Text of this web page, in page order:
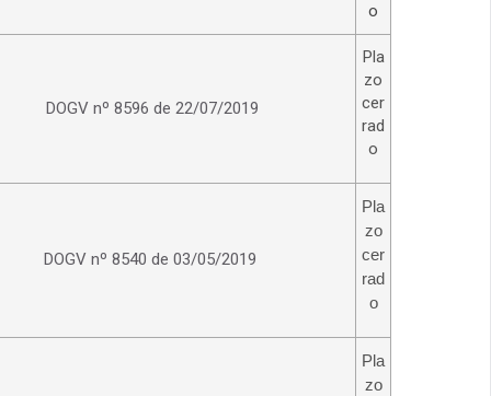
o
DOGV nº 8596 de 22/07/2019
Pla
zo
cer
rad
o
DOGV nº 8540 de 03/05/2019
Pla
zo
cer
rad
o
Pla
zo